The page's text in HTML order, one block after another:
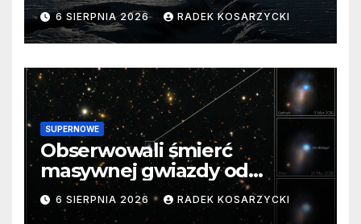
barierę
6 SIERPNIA 2026 RADEK KOSARZYCKI
SUPERNOWE
Obserwowali śmierć
masywnej gwiazdy od
samego początku. Niezwykle
cenne dane
6 SIERPNIA 2026 RADEK KOSARZYCKI